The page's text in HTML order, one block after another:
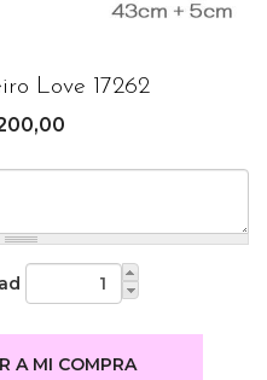
Love 17262
A MI COMPRA